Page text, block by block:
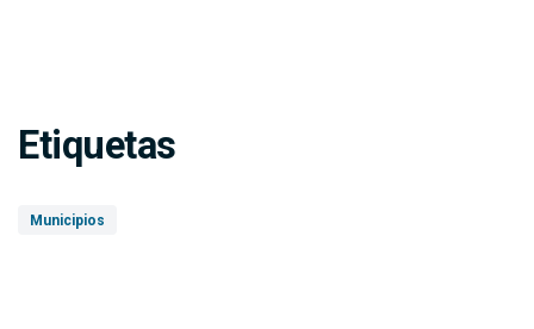
Etiquetas
Municipios